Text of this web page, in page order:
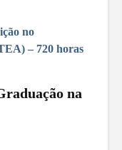
no
– 720 horas
na